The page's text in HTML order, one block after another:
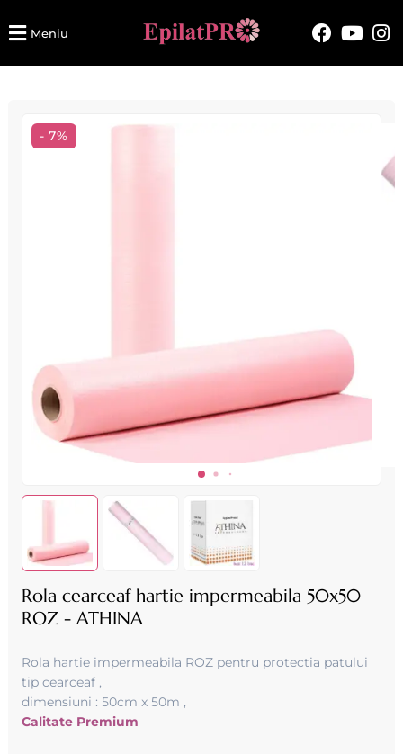
Meniu
- 7%
Rola cearceaf hartie impermeabila 50x50
ROZ - ATHINA
Rola hartie impermeabila ROZ pentru protectia patului
tip cearceaf ,
dimensiuni : 50cm x 50m ,
Calitate Premium